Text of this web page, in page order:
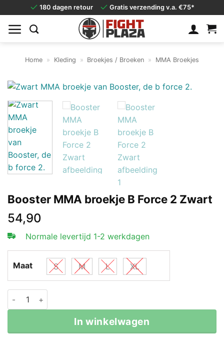
naar
inhoud
180 dagen retour Gratis verzending v.a. €75*
Home » Kleding » Broekjes / Broeken » MMA Broekjes
Booster MMA broekje B Force 2 Zwart
54,90
Normale levertijd 1-2 werkdagen
Maat S M L XL
Booster MMA broekje B Force 2 Zwart aantal
In winkelwagen